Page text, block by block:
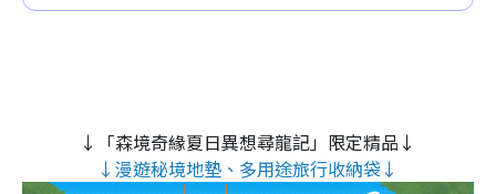
↓「森境奇緣夏日異想尋龍記」限定精品↓
↓漫遊秘境地墊、多用途旅行收納袋↓